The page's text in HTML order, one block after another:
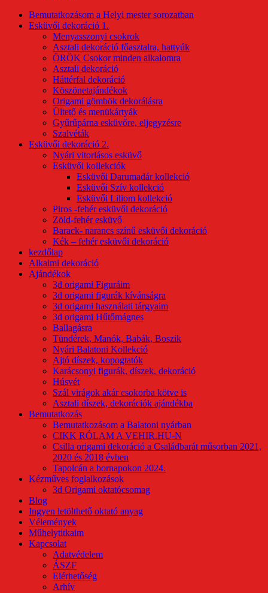
Bemutatkozásom a Helyi mester sorozatban
Esküvői dekoráció 1.
Menyasszonyi csokrok
Asztali dekoráció főasztalra, hattyúk
ÖRÖK Csokor minden alkalomra
Asztali dekoráció
Háttérfal dekoráció
Köszönetajándékok
Origami gömbök dekorálásra
Ültető és menükártyák
Gyűrűpárna esküvőre, eljegyzésre
Szalvéták
Esküvői dekoráció 2.
Nyári vitorlásos esküvő
Esküvői kollekciók
Esküvői Darumadár kollekció
Esküvői Szív kollekció
Esküvői Liliom kollekció
Piros -fehér esküvői dekoráció
Zöld-fehér esküvő
Barack- narancs színű esküvői dekoráció
Kék – fehér esküvői dekoráció
kezdőlap
Alkalmi dekoráció
Ajándékok
3d origami Figuráim
3d origami figurák kívánságra
3d origami használati tárgyaim
3d origami Hűtőmágnes
Ballagásra
Tündérek, Manók, Babák, Boszik
Nyári Balatoni Kollekció
Ajtó díszek, kopogtatók
Karácsonyi figurák, díszek, dekoráció
Húsvét
Szál virágok akár csokorba kötve is
Asztali díszek, dekorációk ajándékba
Bemutatkozás
Bemutatkozásom a Balatoni nyárban
CIKK RÓLAM A VEHIR.HU-N
Csilla origami dekoráció a Családbarát műsorban 2021,
2020 és 2018 évben
Tapolcán a bornapokon 2024.
Kézműves foglalkozások
3d Origami oktatócsomag
Blog
Ingyen letölthető oktató anyag
Vélemények
Műhelytitkaim
Kapcsolat
Adatvédelem
ÁSZF
Elérhetőség
Arhív